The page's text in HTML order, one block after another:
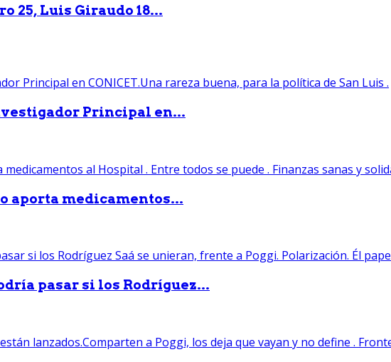
25, Luis Giraudo 18...
Principal en...
aporta medicamentos...
pasar si los Rodríguez...